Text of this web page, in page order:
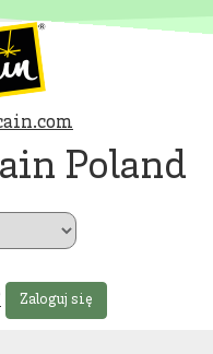
Poland
Zaloguj się